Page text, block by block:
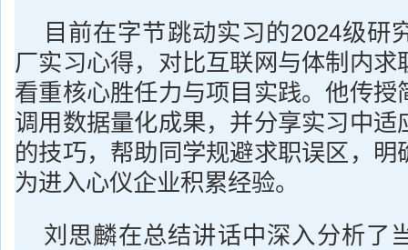
目前在字节跳动实习的2024级研
厂实习心得，对比互联网与体制内求
看重核心胜任力与项目实践。他传授
调用数据量化成果，并分享实习中适
的技巧，帮助同学规避求职误区，明
为进入心仪企业积累经验。
刘思麟在总结讲话中深入分析了